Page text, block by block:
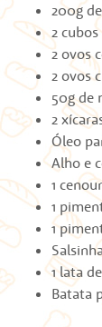
200g
2
2 ovos
2 ovos
50g de
2
Óleo
Alho e
1
1
1
1 lata
Batata